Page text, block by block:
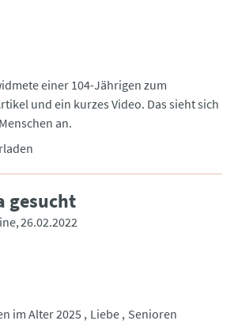
einer 104-Jährigen zum
und ein kurzes Video. Das sieht sich
an.
gesucht
26.02.2022
im Alter 2025 Liebe Senioren